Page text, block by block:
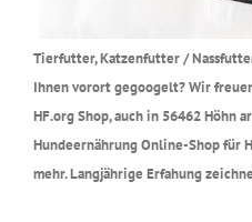
Tierfutter, Katzenfutter /
Ihnen vorort gegoogelt? Wir
HF.org Shop, auch in 56462 Höhn
Hundeernährung Online-Shop für
mehr. Langjährige Erfahung